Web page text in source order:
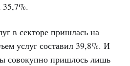
35,7%.
в секторе пришлась на
услуг составил 39,8%. И
совокупно пришлось лишь